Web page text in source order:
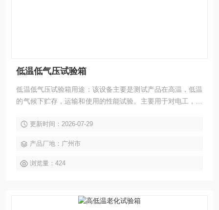
低温低气压试验箱
低温低气压试验箱用途：该设备主要是测试产品在高温，低温
的气候下贮存，运输和使用的性能试验。主要用于对电工，电
温的气候条件下，对产品的物理以及其他相关性能进行测试，
供产品的设计，改进，检定及出厂检验使用。
更新时间：2026-07-29
产品厂地：广州市
浏览量：424